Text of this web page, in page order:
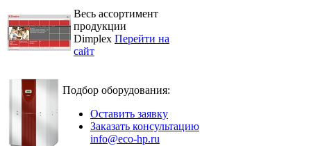
Весь ассортимент
продукции
Dimplex Перейти на
сайт
Подбор оборудования:
Оставить заявку
Заказать консультацию
info@eco-hp.ru